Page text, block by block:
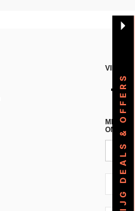
VIND ONS
MELD
NL + 31
KRIJG DEALS & OFFERS